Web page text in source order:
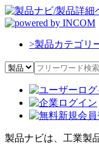
>製品カテゴリ
製品ナビは、工業製